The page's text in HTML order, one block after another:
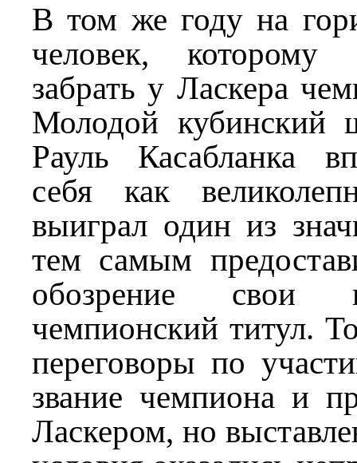
В том же году на
человек,
забрать у Ласкера
Молодой кубинский
Рауль Касабланка
себя как
выиграл один из
тем самым
обозрение свои
чемпионский титул.
переговоры по
звание чемпиона и
Ласкером, но